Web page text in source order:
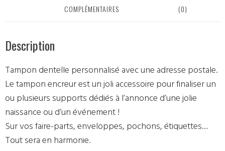
COMPLÉMENTAIRES
(0)
Description
Tampon dentelle personnalisé avec une adresse postale.
Le tampon encreur est un joli accessoire pour finaliser un
ou plusieurs supports dédiés à l’annonce d’une jolie
naissance ou d’un événement !
Sur vos faire-parts, enveloppes, pochons, étiquettes…
Tout sera en harmonie.